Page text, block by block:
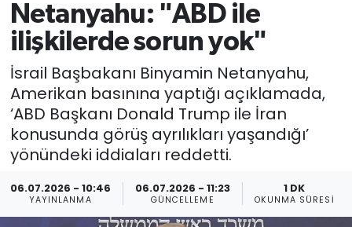
Netanyahu: "ABD ile
ilişkilerde sorun yok"
İsrail Başbakanı Binyamin Netanyahu,
Amerikan basınına yaptığı açıklamada,
‘ABD Başkanı Donald Trump ile İran
konusunda görüş ayrılıkları yaşandığı’
yönündeki iddiaları reddetti.
06.07.2026 - 10:46
YAYINLANMA
06.07.2026 - 11:23
GÜNCELLEME
1 DK
OKUNMA SÜRESI
SİYASET
MAGAZİN
Son Dakika Haberleri
Haber Arşivi